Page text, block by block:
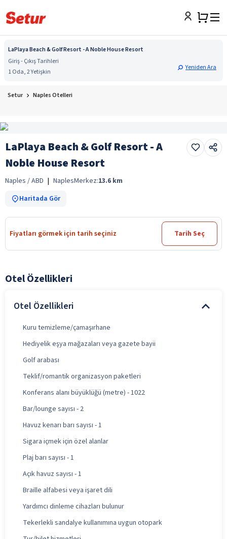
LaPlaya Beach & Golf Resort - A Noble House Resort
Giriş - Çıkış Tarihleri
1 Oda, 2 Yetişkin
Yeniden Ara
Setur Naples Otelleri
LaPlaya Beach & Golf Resort - A
Noble House Resort
Naples / ABD | NaplesMerkez:13.6 km
Haritada Gör
Fiyatları görmek için tarih seçiniz Tarih Seç
Otel Özellikleri
Otel Özellikleri
Kuru temizleme/çamaşırhane
Hediyelik eşya mağazaları veya gazete bayii
Golf arabası
Teklif/romantik organizasyon paketleri
Konferans alanı büyüklüğü (metre) - 1022
Bar/lounge sayısı - 2
Havuz kenarı barı sayısı - 1
Sigara içmek için özel alanlar
Plaj barı sayısı - 1
Açık havuz sayısı - 1
Braille alfabesi veya işaret dili
Yardımcı dinleme cihazları bulunur
Tekerlekli sandalye kullanımına uygun otopark